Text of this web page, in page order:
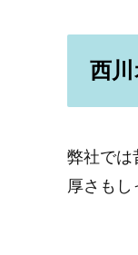
西
弊社では
厚さもし